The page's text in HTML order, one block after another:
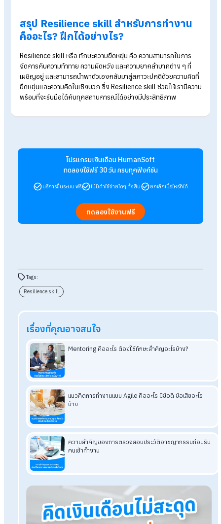
อย่างรวดเร็ว การหยุดนิ่งเปรียบเสมือนเป็นการถอยหลัง ดังนั้น กา
พัฒนาตัวเองอย่างต่อเนื่องจึงเป็นสิ่งสำคัญที่ช่วยให้เราสามารถก้
เองอีกด้วย
4. ฝึกการพึ่งพาตัวเอง
ต้องฝึกให้รู้จักการพึ่งพาตัวเอง ควรตระหนักไว้เสมอว่าไม่มีใคร
อันดับแรก เพราะการพึ่งพาตัวเองเป็นพื้นฐานสำคัญในการพัฒนา
5. มีมนุษยสัมพันธ์ที่ดี
ช่วงชีวิตของการทำงานต้องพบปะกับผู้คนมากหน้าหลายตา ทั้งคน
6. มีความมั่นใจในตัวเอง
การมีความมั่นใจในตัวเองช่วยให้สามารถประสบความสำเร็จได้ เพร
การมีความมั่นใจในตัวเองถือเป็นอีกหนึ่งความกล้าหาญชนิดหนึ่งที่
ทำให้เรากล้าที่จะเผชิญปัญหา และมั่นใจในความสามารถของตัวเอ
จะเอาชนะปัญหาและก้าวข้ามผ่านปัญหาและอุปสรรคที่มีได้
สรุป Resilience skill สำหรับการทำงาน
คืออะไร? ฝึกได้อย่างไร?
Resilience skillหรือ ทักษะความยืดหยุ่น คือ ความสามารถในการ
จัดการกับความท้าทาย ความผิดหวัง และความยากลำบากต่าง ๆ ที่
เผชิญอยู่ และสามารถนำพาตัวเองกลับมาสู่สภาวะปกติด้วยความคิ
ยืดหยุ่นและความคิดในเชิงบวก ซึ่ง Resilience skill ช่วยให้เรามีค
พร้อมที่จะรับมือได้กับทุกสถานการณ์ได้อย่างมีประสิทธิภาพ